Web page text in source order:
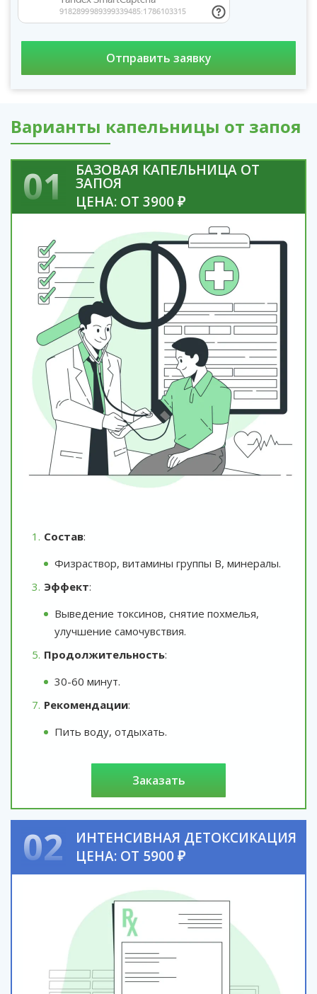
Варианты капельницы от запоя
01 БАЗОВАЯ КАПЕЛЬНИЦА ОТ
ЗАПОЯ
ЦЕНА: ОТ 3900 ₽
Состав:
Физраствор, витамины группы B, минералы.
Эффект:
Выведение токсинов, снятие похмелья,
улучшение самочувствия.
Продолжительность:
30-60 минут.
Рекомендации:
Пить воду, отдыхать.
заказать
02
ИНТЕНСИВНАЯ ДЕТОКСИКАЦИЯ
ЦЕНА: ОТ 5900 ₽